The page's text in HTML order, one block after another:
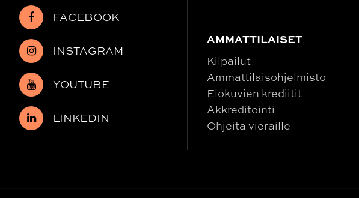
FACEBOOK
INSTAGRAM
YOUTUBE
LINKEDIN
AMMATTILAISET
Kilpailut
Ammattilaisohjelmisto
Elokuvien krediitit
Akkreditointi
Ohjeita vieraille